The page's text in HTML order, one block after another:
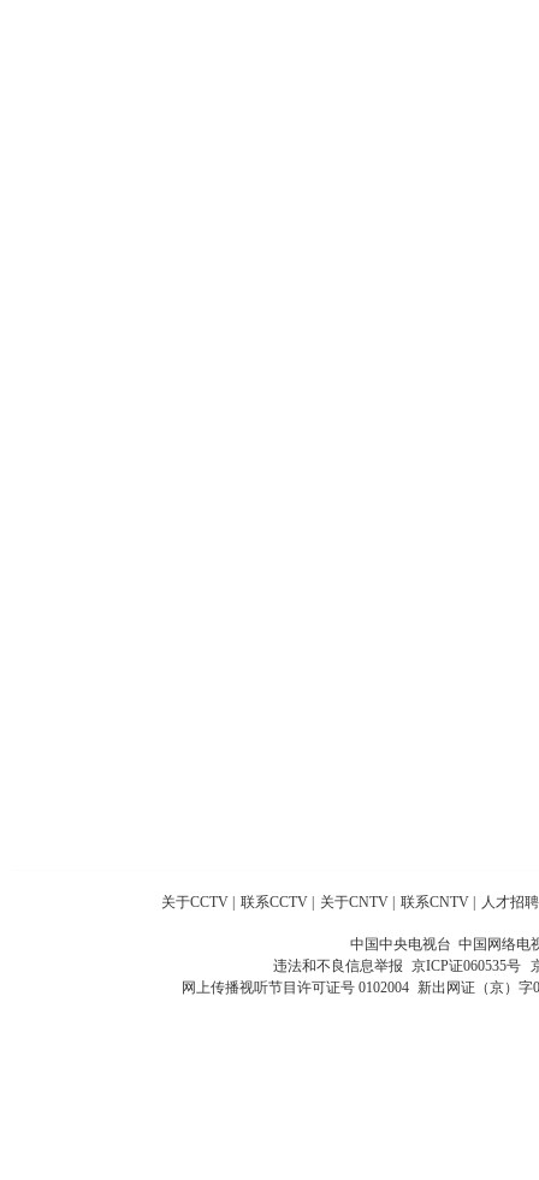
关于CCTV 联系CCTV 关于CNTV 联系CNTV 人才招聘
中国中央电视台 中国网络电
违法和不良信息举报 京ICP证060535号
网上传播视听节目许可证号 0102004 新出网证（京）